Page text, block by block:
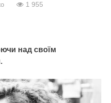
1 955
над своїм